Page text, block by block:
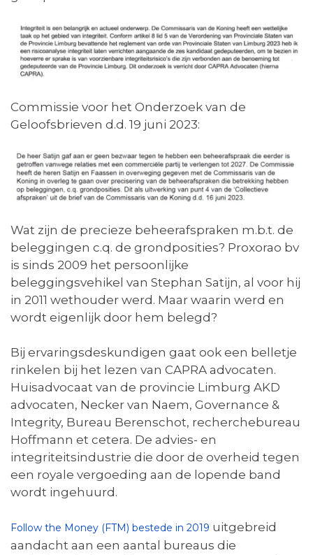
Commissie voor het Onderzoek van de
Geloofsbrieven d.d. 19 juni 2023:
Wat zijn de precieze beheerafspraken m.b.t. de
beleggingen c.q. de grondposities? Proxorao bv
is sinds 2009 het persoonlijke
beleggingsvehikel van Stephan Satijn, al voor hij
in 2011 wethouder werd. Maar waarin werd en
wordt eigenlijk door hem belegd?
Bij ervaringsdeskundigen gaat ook een belletje
rinkelen bij het lezen van CAPRA advocaten.
Huisadvocaat van de provincie Limburg AKD
advocaten, Necker van Naem, Governance &
Integrity, Bureau Berenschot, recherchebureau
Hoffmann et cetera. De advies- en
integriteitsindustrie die door de overheid tegen
een royale vergoeding aan de lopende band
wordt ingehuurd.
Follow the Money (FTM) bestede in 2019 uitgebreid
aandacht aan een aantal bureaus die